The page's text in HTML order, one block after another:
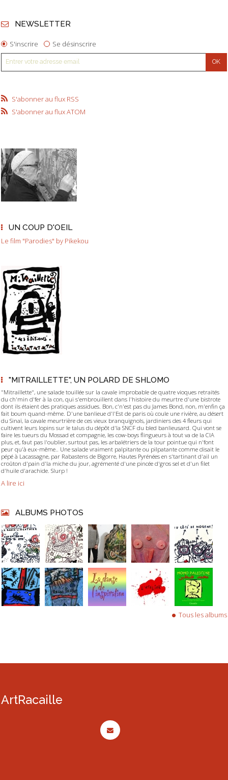
NEWSLETTER
S'inscrire Se désinscrire
S'abonner au flux RSS
S'abonner au flux ATOM
UN COUP D'OEIL
Le film "Parodies" by Pikekou
"MITRAILLETTE", UN POLARD DE SHLOMO
"Mitraillette", une salade touillée sur la cavale improbable de quatre vioques retraités
du ch'min d'fer à la con, qui s'embrouillent dans l'histoire du meurtre d'une bistrote
dont ils étaient des pratiques assidues. Bon, c'n'est pas du James Bond, non, m'enfin ça
fait boum quand-même. D'une banlieue d'l'Est de paris où coule une rivière, au désert
du Sinaï, la cavale meurtrière de ces vieux branquignols, jardiniers des 4 fleurs qui
cultivent leurs lopins sur le talus du dépôt d'la SNCF du bled banlieusard. Qui vont se
faire les tueurs du Mossad et compagnie, les cow-boys flingueurs à tout va de la CIA
plus, et, faut pas l'oublier, surtout pas, les arbalétriers de la tour pointue qui n'font
peur qu'à eux-même.. Une salade vraiment palpitante ou pilpatante comme disait le
pépé à Lacassagne, par Rabastens de Bigorre, Hautes Pyrénées en s'tartinant d'ail un
croûton d'pain d'la miche du jour, agrémenté d'une pincée d'gros sel et d'un filet
d'huile d'arachide. Slurp !
A lire ici
ALBUMS PHOTOS
Tous les albums
ArtRacaille